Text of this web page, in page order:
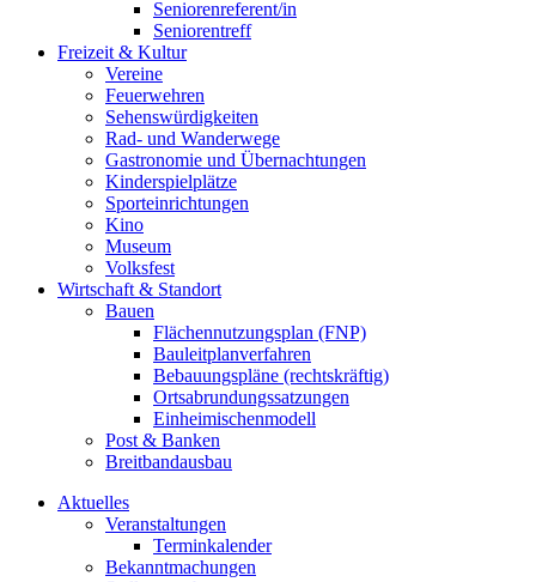
Seniorenreferent/in
Seniorentreff
Freizeit & Kultur
Vereine
Feuerwehren
Sehenswürdigkeiten
Rad- und Wanderwege
Gastronomie und Übernachtungen
Kinderspielplätze
Sporteinrichtungen
Kino
Museum
Volksfest
Wirtschaft & Standort
Bauen
Flächennutzungsplan (FNP)
Bauleitplanverfahren
Bebauungspläne (rechtskräftig)
Ortsabrundungssatzungen
Einheimischenmodell
Post & Banken
Breitbandausbau
Aktuelles
Veranstaltungen
Terminkalender
Bekanntmachungen